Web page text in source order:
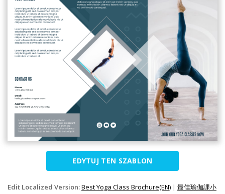
EDYTUJ TEN SZABLON
Edit Localized Version:Best Yoga Class Brochure(EN) | 最佳瑜伽課小